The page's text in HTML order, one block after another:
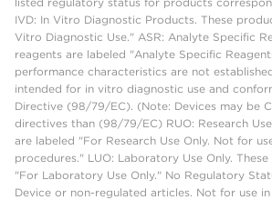
IVD: In Vitro Diagnostic Products. These
Vitro Diagnostic Use." ASR: Analyte Specific
reagents are labeled "Analyte Specific
performance characteristics are not
intended for in vitro diagnostic use and
Directive (98/79/EC). (Note: Devices may be
directives than (98/79/EC) RUO: Research
are labeled "For Research Use Only. Not for
procedures." LUO: Laboratory Use Only.
"For Laboratory Use Only." No Regulatory
Device or non-regulated articles. Not for use